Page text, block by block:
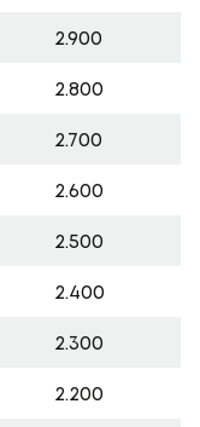
2.900
2.800
2.700
2.600
2.500
2.400
2.300
2.200